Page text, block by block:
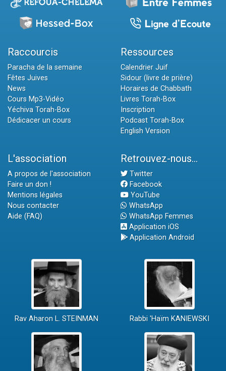
Raccourcis
Paracha de la semaine
Fêtes Juives
News
Cours Mp3-Vidéo
Yéchiva Torah-Box
Dédicacer un cours
Ressources
Calendrier Juif
Sidour (livre de prière)
Horaires de Chabbath
Livres Torah-Box
Inscription
Podcast Torah-Box
English Version
L'association
A propos de l'association
Faire un don !
Mentions légales
Nous contacter
Aide (FAQ)
Retrouvez-nous...
Twitter
Facebook
YouTube
WhatsApp
WhatsApp Femmes
Application iOS
Application Android
Rav Aharon L. STEINMAN Rabbi 'Haïm KANIEWSKI